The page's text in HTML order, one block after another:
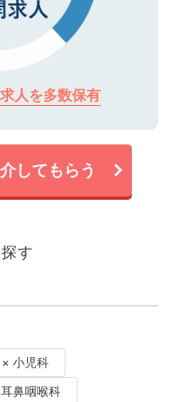
人を多数保有
してもらう
す
小児科
鼻咽喉科